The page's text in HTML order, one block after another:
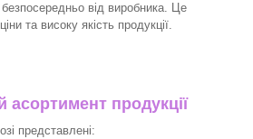
від виробника. Це
та високу якість продукції.
продукції
представлені: